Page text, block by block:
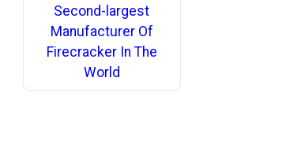
Second-largest
Manufacturer Of
Firecracker In The
World